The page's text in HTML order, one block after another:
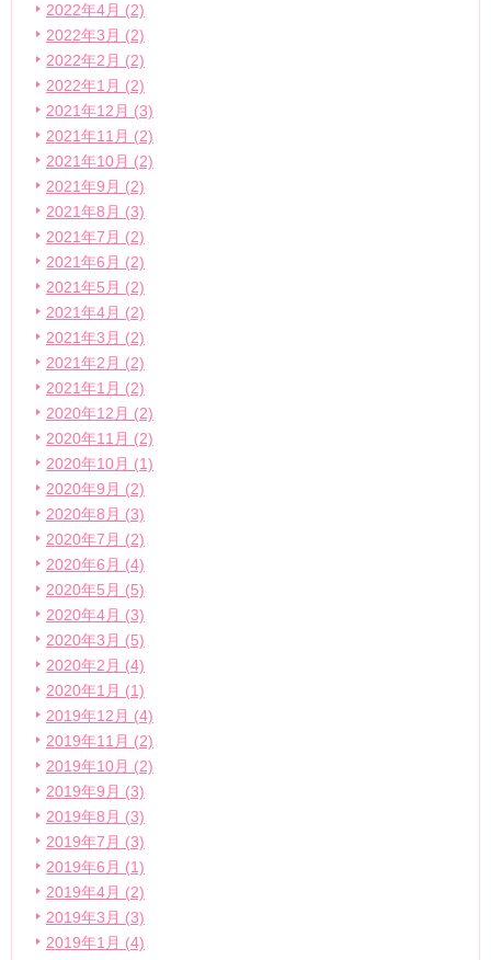
2022年4月 (2)
2022年3月 (2)
2022年2月 (2)
2022年1月 (2)
2021年12月 (3)
2021年11月 (2)
2021年10月 (2)
2021年9月 (2)
2021年8月 (3)
2021年7月 (2)
2021年6月 (2)
2021年5月 (2)
2021年4月 (2)
2021年3月 (2)
2021年2月 (2)
2021年1月 (2)
2020年12月 (2)
2020年11月 (2)
2020年10月 (1)
2020年9月 (2)
2020年8月 (3)
2020年7月 (2)
2020年6月 (4)
2020年5月 (5)
2020年4月 (3)
2020年3月 (5)
2020年2月 (4)
2020年1月 (1)
2019年12月 (4)
2019年11月 (2)
2019年10月 (2)
2019年9月 (3)
2019年8月 (3)
2019年7月 (3)
2019年6月 (1)
2019年4月 (2)
2019年3月 (3)
2019年1月 (4)